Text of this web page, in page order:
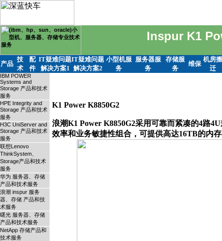
Inspur K1
产品
技
术
配
件
IT疑难问题
解决方案1
IT疑难问题
解决方案2
小型机服
务
服务器服
务
存储服
务
维保
机房搬
迁
IBM POWER
Systems and
Storage 产品和技术
服务
HPE Integrity and
Storage 产品和技术
服务
H3C UniServer and
Storage 产品和技术
服务
联想Lenovo
ThinkSystem、
Storage产品和技术
服务
华为 服务器、存储
产品和技术服务
浪潮 inspur 服务
器、存储 产品和技
术服务
曙光 服务器、存储
产品和技术服务
NetApp 存储产品和
技术服务
K1 Power K8850G2
浪潮K1 Power K8850G2采用可靠而紧凑的4路